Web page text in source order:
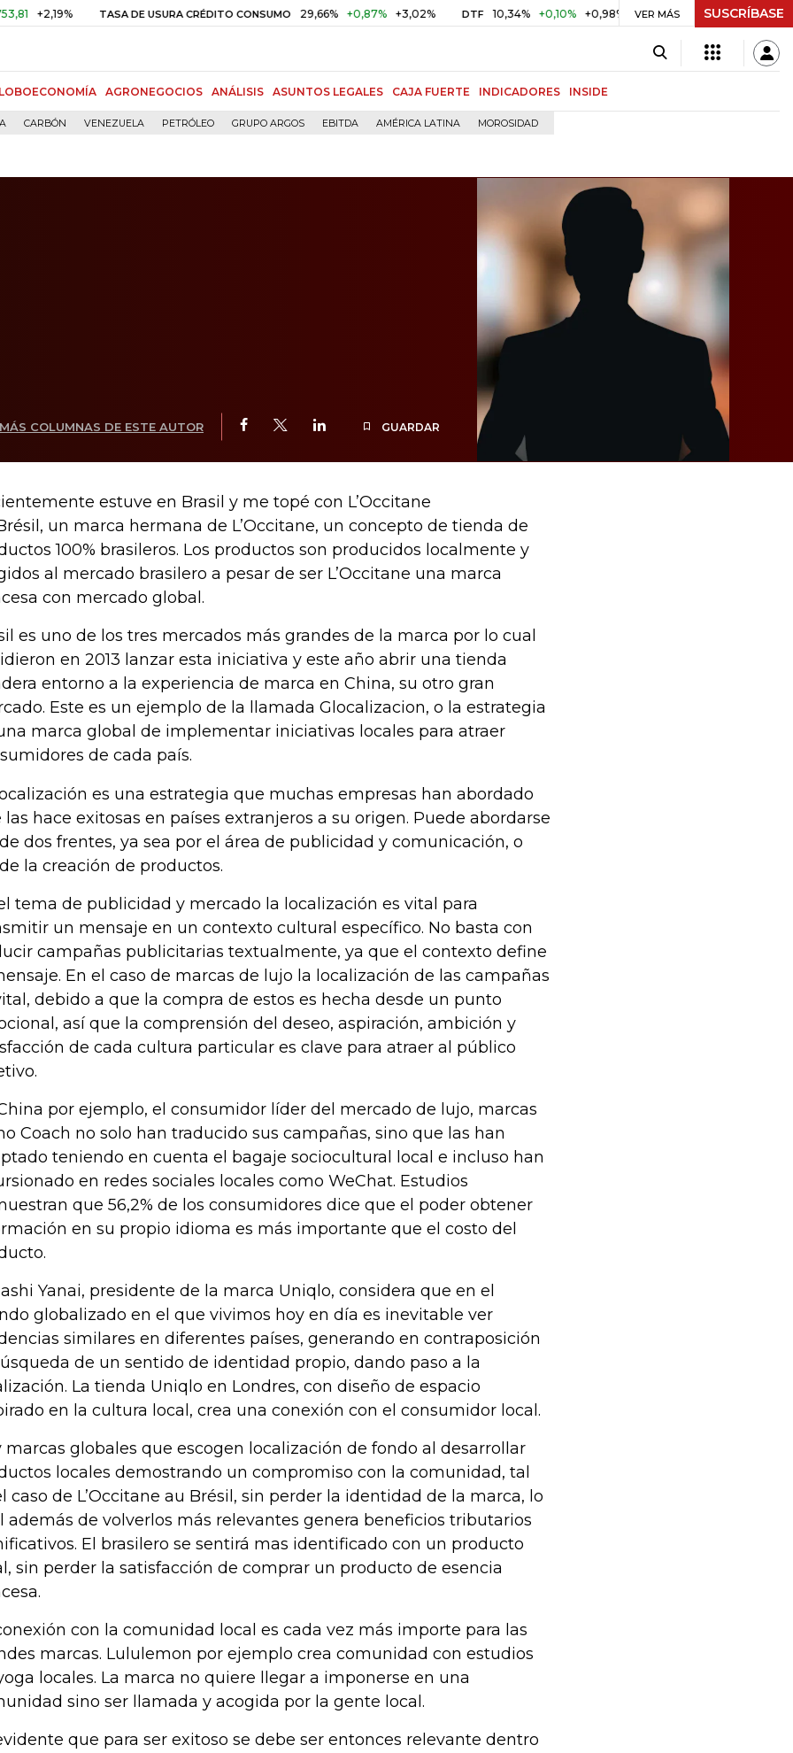
TASA DE USURA CRÉDITO CONSUMO 29,66% +0,87% +3,02% DTF 10,34% +0,10% +0,98% UVR $ 416,86 +$ 0,05 +0,01%
VER MÁS SUSCRÍBASE
AGRONEGOCIOS ANÁLISIS ASUNTOS LEGALES CAJA FUERTE INDICADORES INSIDE
CARBÓN VENEZUELA PETRÓLEO GRUPO ARGOS EBITDA AMÉRICA LATINA MOROSIDAD
MÁS COLUMNAS DE ESTE AUTOR GUARDAR
estuve en Brasil y me topé con L’Occitane
un marca hermana de L’Occitane, un concepto de tienda de
100% brasileros. Los productos son producidos localmente y
al mercado brasilero a pesar de ser L’Occitane una marca
con mercado global.
es uno de los tres mercados más grandes de la marca por lo cual
en 2013 lanzar esta iniciativa y este año abrir una tienda
entorno a la experiencia de marca en China, su otro gran
Este es un ejemplo de la llamada Glocalizacion, o la estrategia
marca global de implementar iniciativas locales para atraer
de cada país.
es una estrategia que muchas empresas han abordado
las hace exitosas en países extranjeros a su origen. Puede abordarse
dos frentes, ya sea por el área de publicidad y comunicación, o
la creación de productos.
tema de publicidad y mercado la localización es vital para
un mensaje en un contexto cultural específico. No basta con
campañas publicitarias textualmente, ya que el contexto define
En el caso de marcas de lujo la localización de las campañas
debido a que la compra de estos es hecha desde un punto
así que la comprensión del deseo, aspiración, ambición y
de cada cultura particular es clave para atraer al público
por ejemplo, el consumidor líder del mercado de lujo, marcas
Coach no solo han traducido sus campañas, sino que las han
teniendo en cuenta el bagaje sociocultural local e incluso han
en redes sociales locales como WeChat. Estudios
que 56,2% de los consumidores dice que el poder obtener
en su propio idioma es más importante que el costo del
Yanai, presidente de la marca Uniqlo, considera que en el
globalizado en el que vivimos hoy en día es inevitable ver
similares en diferentes países, generando en contraposición
de un sentido de identidad propio, dando paso a la
La tienda Uniqlo en Londres, con diseño de espacio
en la cultura local, crea una conexión con el consumidor local.
marcas globales que escogen localización de fondo al desarrollar
locales demostrando un compromiso con la comunidad, tal
caso de L’Occitane au Brésil, sin perder la identidad de la marca, lo
además de volverlos más relevantes genera beneficios tributarios
El brasilero se sentirá mas identificado con un producto
sin perder la satisfacción de comprar un producto de esencia
con la comunidad local es cada vez más importe para las
marcas. Lululemon por ejemplo crea comunidad con estudios
locales. La marca no quiere llegar a imponerse en una
sino ser llamada y acogida por la gente local.
que para ser exitoso se debe ser entonces relevante dentro